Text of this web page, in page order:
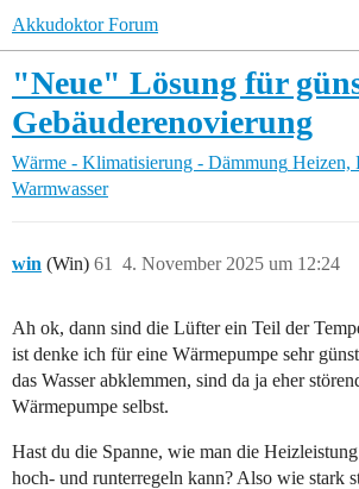
Akkudoktor Forum
"Neue" Lösung für
Gebäuderenovierung
Wärme - Klimatisierung - Dämmung Heizen,
Warmwasser
win (Win) 4. November 2025 um 12:24
61
Ah ok, dann sind die Lüfter ein Teil der
ist denke ich für eine Wärmepumpe sehr
das Wasser abklemmen, sind da ja eher
Wärmepumpe selbst.
Hast du die Spanne, wie man die
hoch- und runterregeln kann? Also wie stark